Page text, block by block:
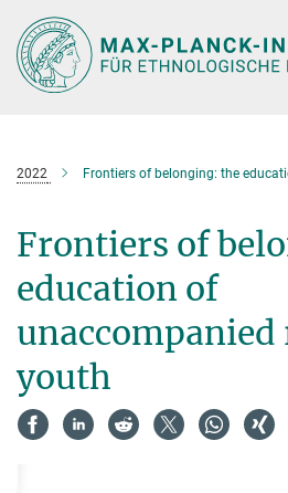
Hauptinhalt
2022 Frontiers of belonging: the
Frontiers of
education of
unaccompanied
youth